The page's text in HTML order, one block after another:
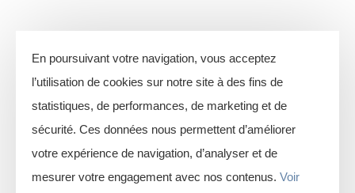
En poursuivant votre navigation, vous acceptez
l’utilisation de cookies sur notre site à des fins de
statistiques, de performances, de marketing et de
sécurité. Ces données nous permettent d’améliorer
votre expérience de navigation, d’analyser et de
mesurer votre engagement avec nos contenus. Voir